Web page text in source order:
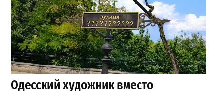
Одесский художник вместо